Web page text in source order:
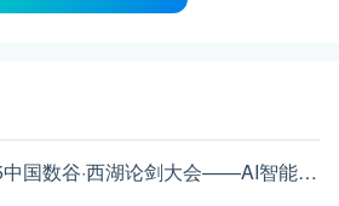
极光受邀出席2025中国数谷·西湖论剑大会——AI智能体应用与安全治理论坛